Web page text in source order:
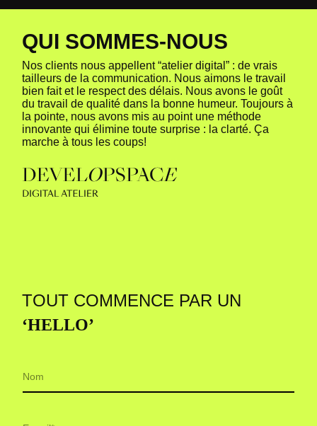
QUI SOMMES-NOUS
Nos clients nous appellent “atelier digital” : de vrais
tailleurs de la communication. Nous aimons le travail
bien fait et le respect des délais. Nous avons le goût
du travail de qualité dans la bonne humeur. Toujours à
la pointe, nous avons mis au point une méthode
innovante qui élimine toute surprise : la clarté. Ça
marche à tous les coups!
TOUT COMMENCE PAR UN
‘HELLO’
o
m